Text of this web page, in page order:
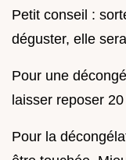
Petit conseil :
déguster, elle
Pour une
laisser reposer
Pour la